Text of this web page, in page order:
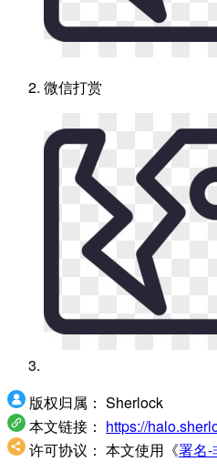
微信打赏
版权归属： Sherlock
本文链接： https://
许可协议： 本文使用《署名-